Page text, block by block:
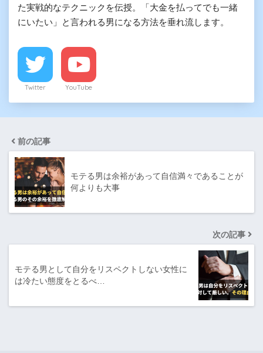
た実戦的なテクニックを伝授。「大金を払ってでも一緒
にいたい」と言われる男になる方法を垂れ流します。
Twitter YouTube
前の記事
モテる男は余裕があって自信満々であることが
何よりも大事
次の記事
モテる男として自分をリスペクトしない女性に
は冷たい態度をとるべ…